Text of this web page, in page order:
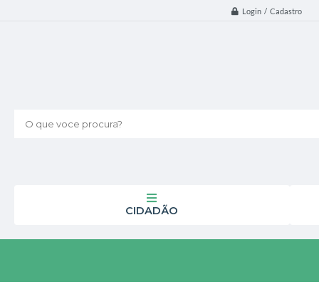
Login / Cadastro
O que voce procura?
CIDADÃO